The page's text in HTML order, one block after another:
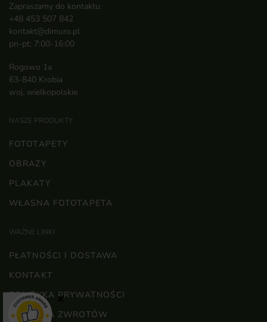
Zapraszamy do kontaktu:
+48 453 507 842
kontakt@dimuro.pl
pn-pt: 7:00-16:00
Rogowo 1a
63-840 Krobia
woj. wielkopolskie
NASZE PRODUKTY
FOTOTAPETY
OBRAZY
PLAKATY
WŁASNA FOTOTAPETA
WAŻNE LINKI
PŁATNOŚCI I DOSTAWA
KONTAKT
POLITYKA PRYWATNOŚCI
POLITYKA ZWROTÓW
×